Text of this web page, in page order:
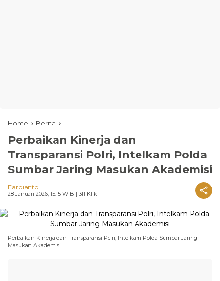
Home Berita
Perbaikan Kinerja dan
Transparansi Polri, Intelkam Polda
Sumbar Jaring Masukan Akademisi
Fardianto
28 Januari 2026, 15:15 WIB | 311 Klik
Perbaikan Kinerja dan Transparansi Polri, Intelkam Polda Sumbar Jaring
Masukan Akademisi